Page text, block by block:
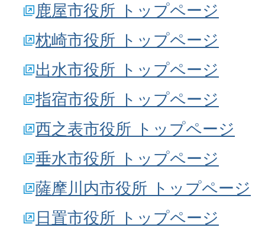
鹿屋市役所 トップページ
枕崎市役所 トップページ
出水市役所 トップページ
指宿市役所 トップページ
西之表市役所 トップページ
垂水市役所 トップページ
薩摩川内市役所 トップページ
日置市役所 トップページ